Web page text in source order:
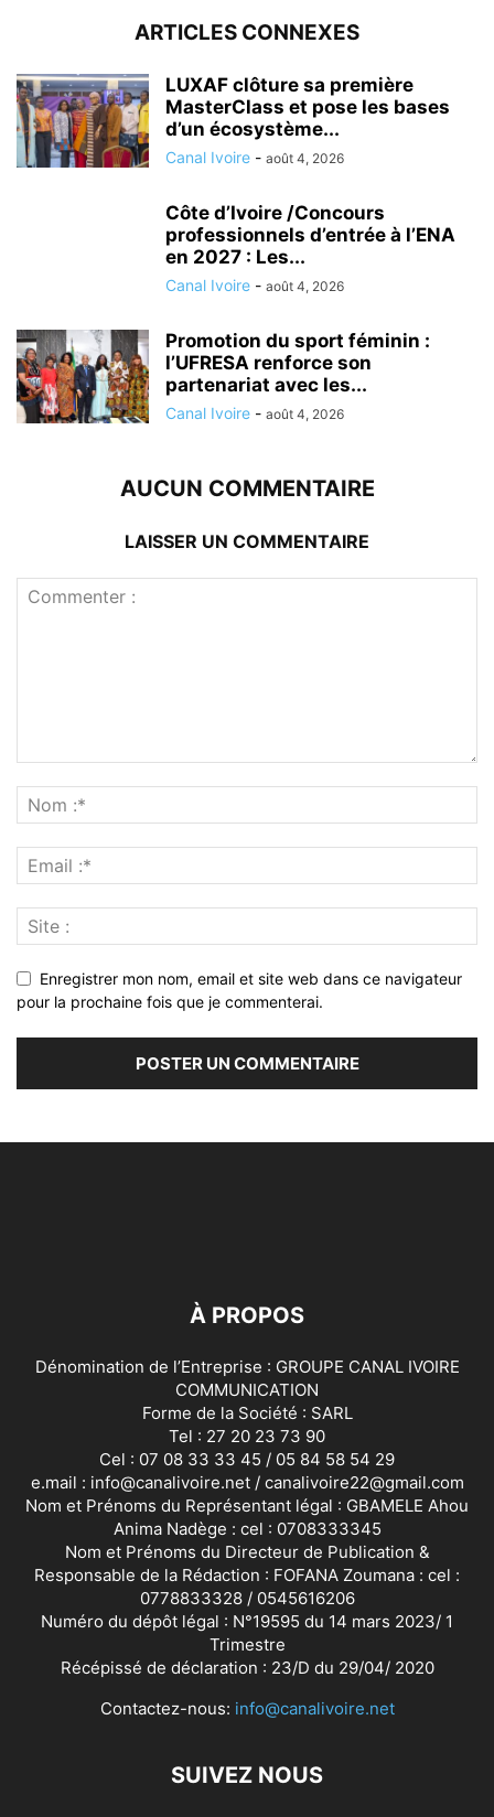
ARTICLES CONNEXES
LUXAF clôture sa première
MasterClass et pose les bases
d’un écosystème...
Canal Ivoire - août 4, 2026
Côte d’Ivoire /Concours
professionnels d’entrée à l’ENA
en 2027 : Les...
Canal Ivoire - août 4, 2026
Promotion du sport féminin :
l’UFRESA renforce son
partenariat avec les...
Canal Ivoire - août 4, 2026
AUCUN COMMENTAIRE
LAISSER UN COMMENTAIRE
Enregistrer mon nom, email et site web dans ce navigateur
pour la prochaine fois que je commenterai.
À PROPOS
Dénomination de l’Entreprise : GROUPE CANAL IVOIRE
COMMUNICATION
Forme de la Société : SARL
Tel : 27 20 23 73 90
Cel : 07 08 33 33 45 / 05 84 58 54 29
e.mail : info@canalivoire.net / canalivoire22@gmail.com
Nom et Prénoms du Représentant légal : GBAMELE Ahou
Anima Nadège : cel : 0708333345
Nom et Prénoms du Directeur de Publication &
Responsable de la Rédaction : FOFANA Zoumana : cel :
0778833328 / 0545616206
Numéro du dépôt légal : N°19595 du 14 mars 2023/ 1
Trimestre
Récépissé de déclaration : 23/D du 29/04/ 2020
Contactez-nous: info@canalivoire.net
SUIVEZ NOUS